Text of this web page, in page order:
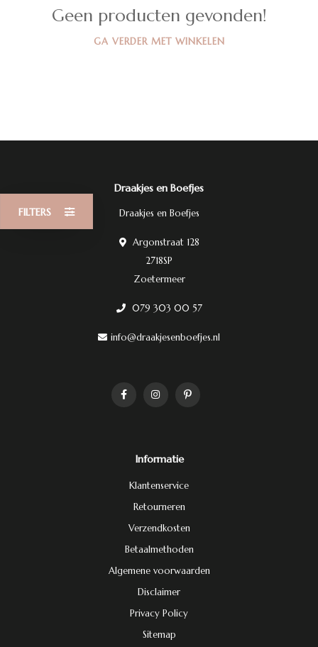
FILTERS
Geen producten gevonden!
GA VERDER MET WINKELEN
Draakjes en Boefjes
Draakjes en Boefjes
Argonstraat 128
2718SP
Zoetermeer
079 303 00 57
info@draakjesenboefjes.nl
Informatie
Klantenservice
Retourneren
Verzendkosten
Betaalmethoden
Algemene voorwaarden
Disclaimer
Privacy Policy
Sitemap